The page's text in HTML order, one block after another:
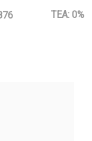
TEA: 0%